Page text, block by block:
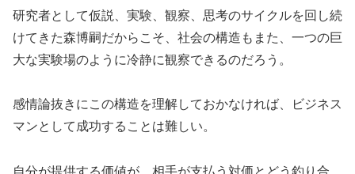
研究者として仮説、実験、観察、思考のサイクルを回し続
けてきた森博嗣だからこそ、社会の構造もまた、一つの巨
大な実験場のように冷静に観察できるのだろう。
感情論抜きにこの構造を理解しておかなければ、ビジネス
マンとして成功することは難しい。